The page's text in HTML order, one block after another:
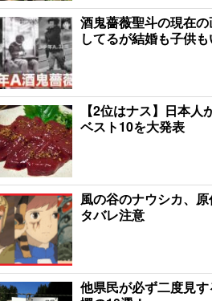
酒鬼薔薇聖斗の現在
してるが結婚も子供も
【2位はナス】日本
ベスト10を大発表
風の谷のナウシカ、
タバレ注意
他県民が必ず二度見